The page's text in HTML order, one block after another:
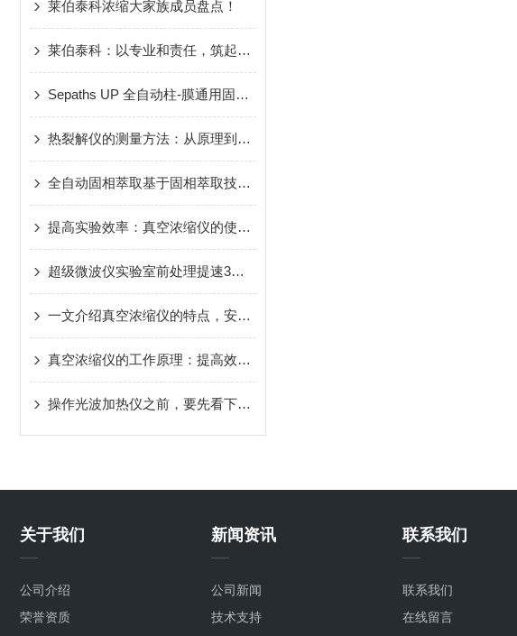
莱伯泰科浓缩大家族成员盘点！
莱伯泰科：以专业和责任，筑起食用油安全防线
Sepaths UP 全自动柱-膜通用固相萃取系统的日常维护与保养
热裂解仪的测量方法：从原理到实践
全自动固相萃取基于固相萃取技术原理
提高实验效率：真空浓缩仪的使用技巧
超级微波仪实验室前处理提速3倍省酸70%免赶酸
一文介绍真空浓缩仪的特点，安装细节和使用过程
真空浓缩仪的工作原理：提高效率，节省时间
操作光波加热仪之前，要先看下他的注意点
关于我们
公司介绍
荣誉资质
新闻资讯
公司新闻
技术支持
联系我们
联系我们
在线留言